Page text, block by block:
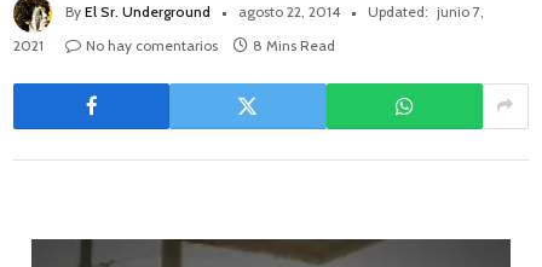
By El Sr. Underground agosto 22, 2014 Updated: junio 7,
2021
No hay comentarios 8 Mins Read